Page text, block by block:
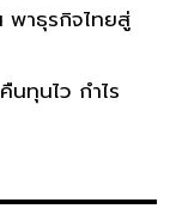
พาธุรกิจไทยสู่
ทุนไว กำไร